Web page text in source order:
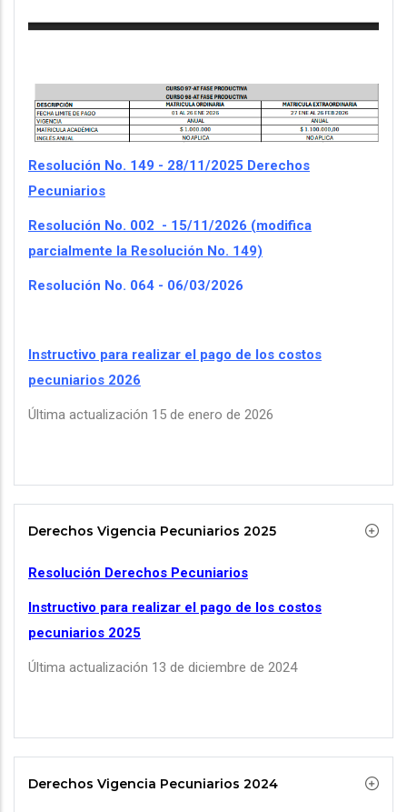
Resolución No. 149 - 28/11/2025 Derechos
Pecuniarios
Resolución No. 002 - 15/11/2026 (modifica
parcialmente la Resolución No. 149)
Resolución No. 064 - 06/03/2026
Instructivo para realizar el pago de los costos
pecuniarios 2026
Última actualización 15 de enero de 2026
Derechos Vigencia Pecuniarios 2025
Resolución Derechos Pecuniarios
Instructivo para realizar el pago de los costos
pecuniarios 2025
Última actualización 13 de diciembre de 2024
Derechos Vigencia Pecuniarios 2024